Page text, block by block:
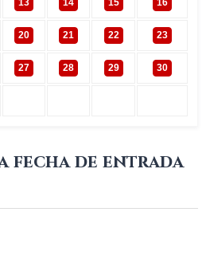
20 21 22 23
27 28 29 30
fecha de entrada